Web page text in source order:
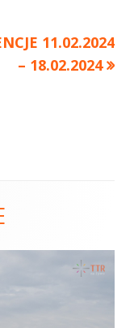
11.02.2024
– 18.02.2024